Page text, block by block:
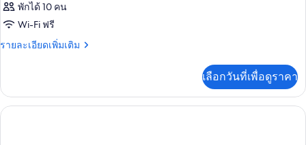
พักได้ 10 คน
Wi-Fi ฟรี
รายละเอียดเพิ่มเติม
ราย
เกี่ยว
กับ
ห้อง
เลือกวันที่เพื่อดูราคา